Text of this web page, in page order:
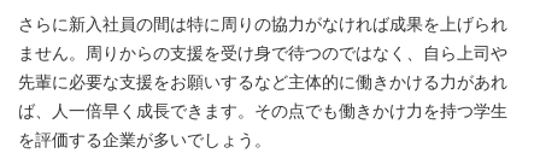
さらに新入社員の間は特に周りの協力がなければ成果を上げられ
ません。周りからの支援を受け身で待つのではなく、自ら上司や
先輩に必要な支援をお願いするなど主体的に働きかける力があれ
ば、人一倍早く成長できます。その点でも働きかけ力を持つ学生
を評価する企業が多いでしょう。